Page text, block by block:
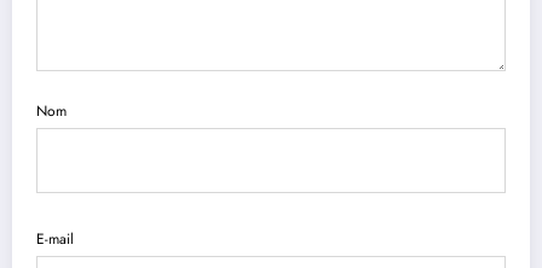
Nom
E-mail